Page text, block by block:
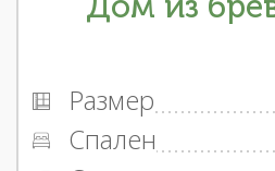
Размер
Спален